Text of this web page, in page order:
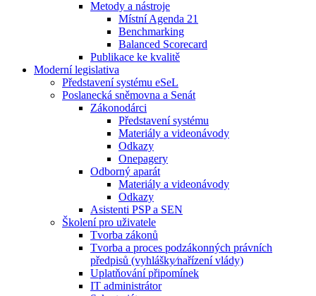
Metody a nástroje
Místní Agenda 21
Benchmarking
Balanced Scorecard
Publikace ke kvalitě
Moderní legislativa
Představení systému eSeL
Poslanecká sněmovna a Senát
Zákonodárci
Představení systému
Materiály a videonávody
Odkazy
Onepagery
Odborný aparát
Materiály a videonávody
Odkazy
Asistenti PSP a SEN
Školení pro uživatele
Tvorba zákonů
Tvorba a proces podzákonných právních
předpisů (vyhlášky⁄nařízení vlády)
Uplatňování připomínek
IT administrátor